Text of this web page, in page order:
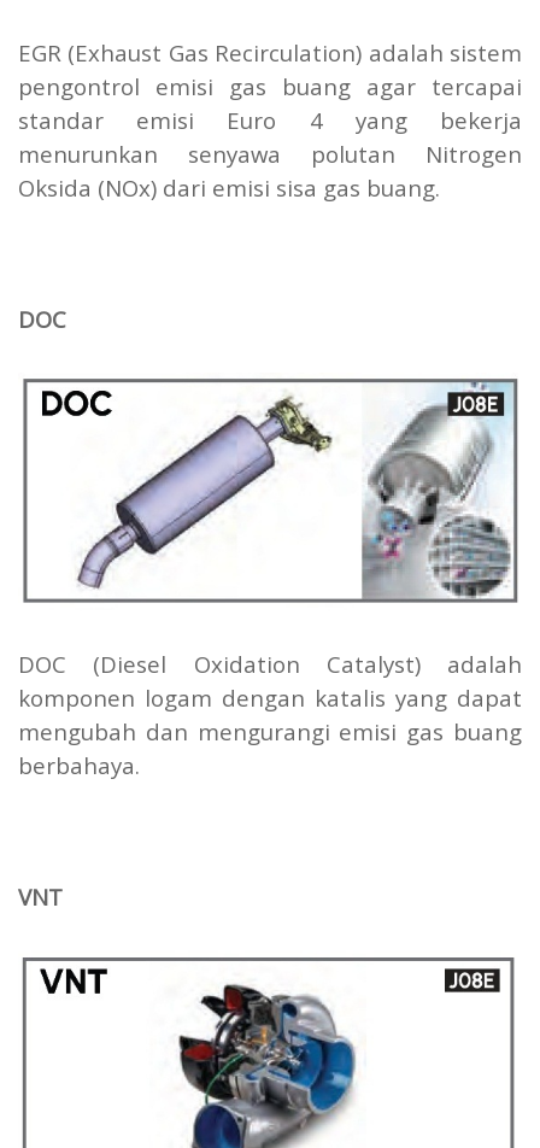
EGR (Exhaust Gas Recirculation) adalah sistem
pengontrol emisi gas buang agar tercapai
standar emisi Euro 4 yang bekerja
menurunkan senyawa polutan Nitrogen
Oksida (NOx) dari emisi sisa gas buang.
DOC
DOC (Diesel Oxidation Catalyst) adalah
komponen logam dengan katalis yang dapat
mengubah dan mengurangi emisi gas buang
berbahaya.
VNT